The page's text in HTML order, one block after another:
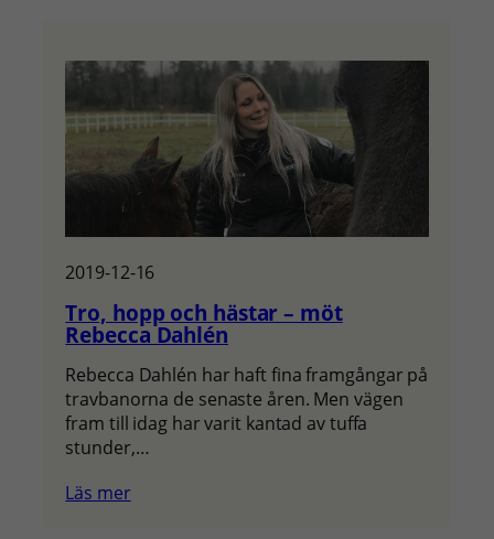
2019-12-16
Tro, hopp och hästar – möt
Rebecca Dahlén
Rebecca Dahlén har haft fina framgångar på
travbanorna de senaste åren. Men vägen
fram till idag har varit kantad av tuffa
stunder,…
Läs mer